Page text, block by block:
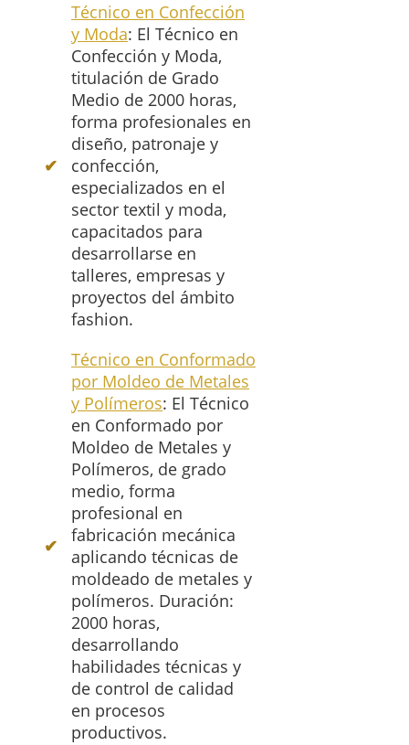
Técnico en Confección
y Moda: El Técnico en
Confección y Moda,
titulación de Grado
Medio de 2000 horas,
forma profesionales en
diseño, patronaje y
confección,
especializados en el
sector textil y moda,
capacitados para
desarrollarse en
talleres, empresas y
proyectos del ámbito
fashion.
Técnico en Conformado
por Moldeo de Metales
y Polímeros: El Técnico
en Conformado por
Moldeo de Metales y
Polímeros, de grado
medio, forma
profesional en
fabricación mecánica
aplicando técnicas de
moldeado de metales y
polímeros. Duración:
2000 horas,
desarrollando
habilidades técnicas y
de control de calidad
en procesos
productivos.